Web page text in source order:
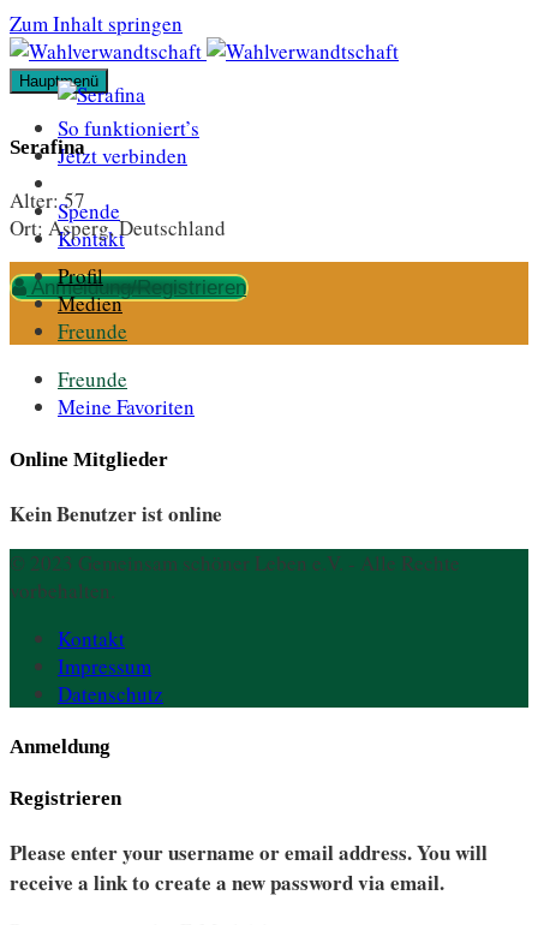
Zum Inhalt springen
Hauptmenü
So funktioniert’s
Jetzt verbinden
Spende
Kontakt
Anmeldung/Registrieren
Serafina
Alter:57
Ort: Asperg, Deutschland
Profil
Medien
Freunde
Freunde
Meine Favoriten
Online Mitglieder
Kein Benutzer ist online
© 2023 Gemeinsam schöner Leben e.V. - Alle Rechte
vorbehalten.
Kontakt
Impressum
Datenschutz
Anmeldung
Registrieren
Please enter your username or email address. You will
receive a link to create a new password via email.